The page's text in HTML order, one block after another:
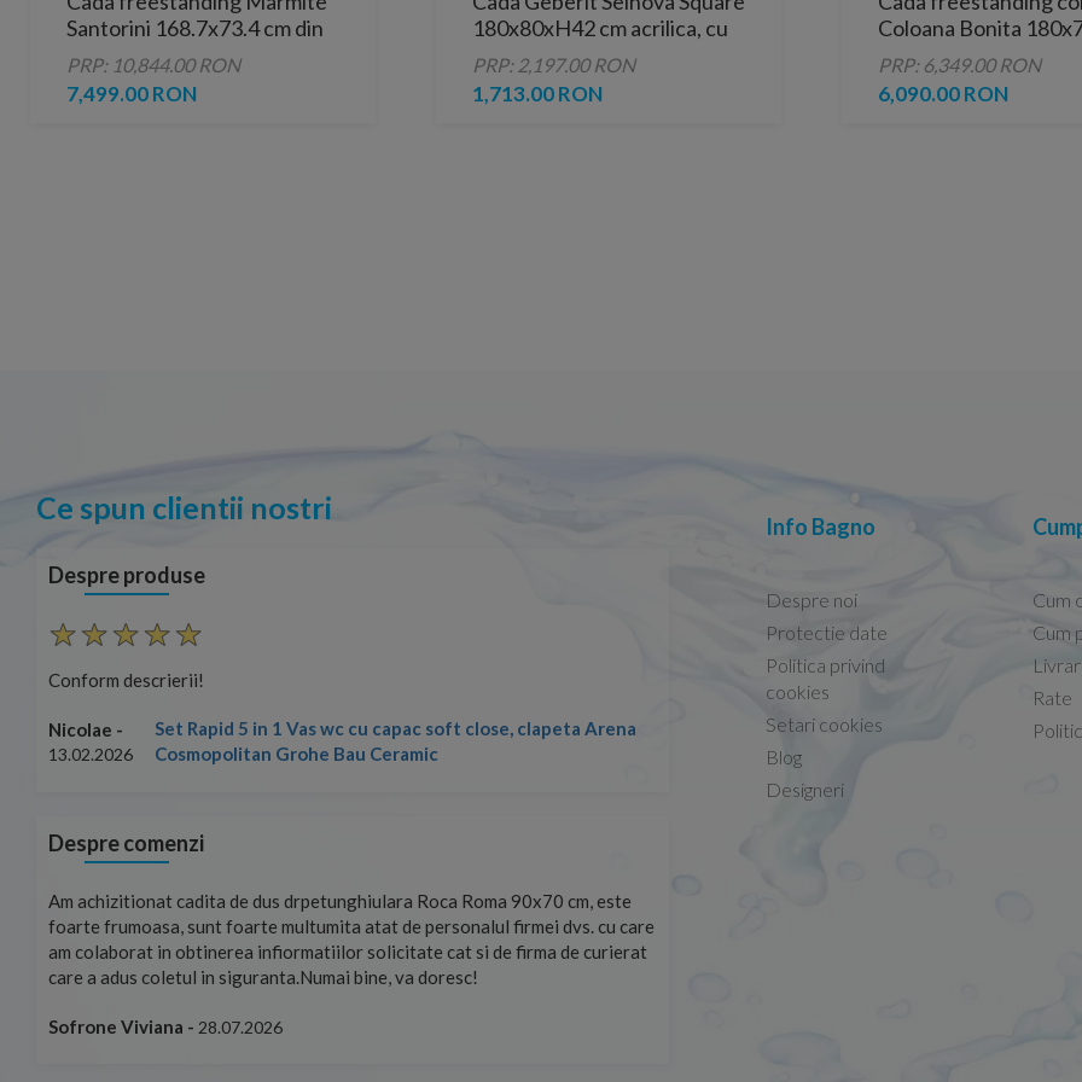
Santorini 168.7x73.4 cm din
compozit alb
PRP: 10,844.00 RON
7,499.00 RON
180x80xH42 cm acrilica, cu
picioare reglabile
PRP: 2,197.00 RON
1,713.00 RON
Coloana Bonita
alb lucios
PRP: 6,349.00 RON
6,090.00 RON
Ce spun clientii nostri
Despre produse
Conform descrierii!
Nicolae - 13.02.2026
Capacele Grohe sunt de bună calitate și se
08.02.2026 Capac WC Grohe Bau Ceramic
Despre comenzi
Foarte prompți, am cerut detalii despre produs care nu erau pe site și le-am
primit imediat. După ce am plasat comanda, aceasta a ajuns foarte repede.
Mulțumesc!
Info Bagno
Despre noi
Protectie date
Politica privind
cookies
Setari cookies
Blog
Designeri
Cum
Cum
Rate